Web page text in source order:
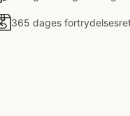
365 dages